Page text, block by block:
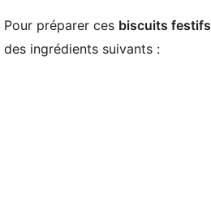
Pour préparer ces biscuits festifs
des ingrédients suivants :